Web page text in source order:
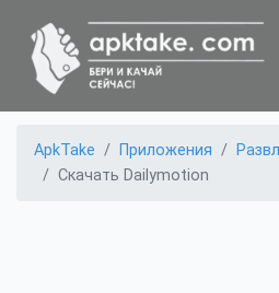
ApkTake Приложения
Скачать Dailymotion